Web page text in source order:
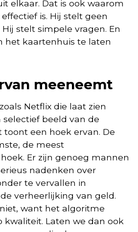
elkaar. Dat is ook waarom
is. Hij stelt geen
stelt simpele vragen. En
het kaartenhuis te laten
meeneemt
Netflix die laat zien
beeld van de
toont een hoek ervan. De
de meest
Er zijn genoeg mannen
nadenken over
te vervallen in
verheerlijking van geld.
want het algoritme
kwaliteit. Laten we dan ook